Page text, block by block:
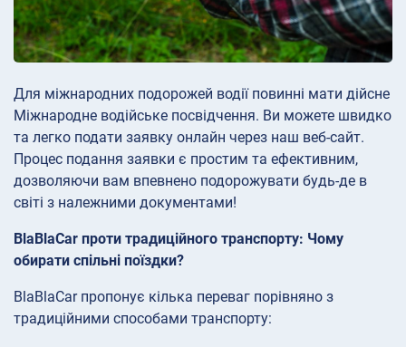
Для міжнародних подорожей водії повинні мати дійсне
Міжнародне водійське посвідчення. Ви можете швидко
та легко подати заявку онлайн через наш веб-сайт.
Процес подання заявки є простим та ефективним,
дозволяючи вам впевнено подорожувати будь-де в
світі з належними документами!
BlaBlaCar проти традиційного транспорту: Чому
обирати спільні поїздки?
BlaBlaCar пропонує кілька переваг порівняно з
традиційними способами транспорту: